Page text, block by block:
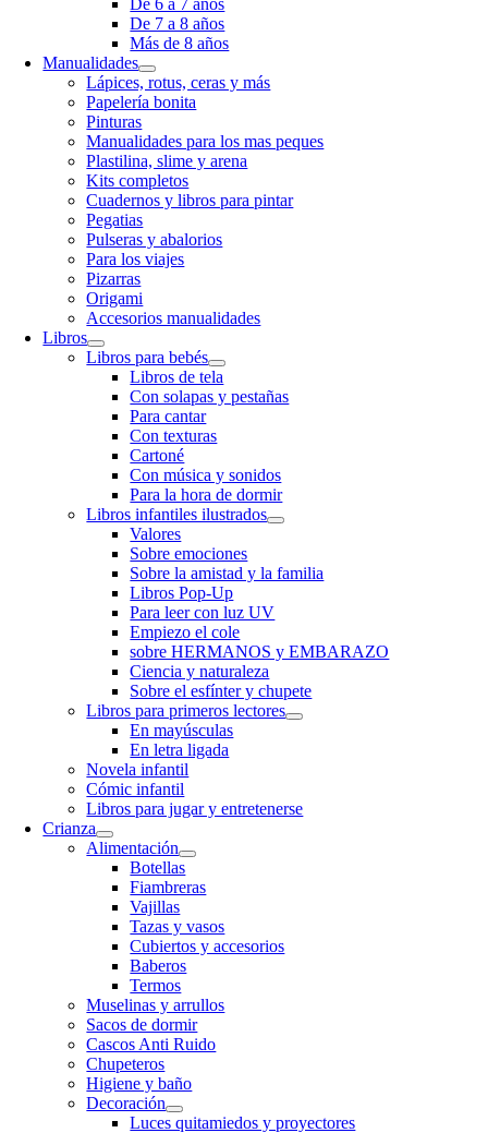
De 6 a 7 años
De 7 a 8 años
Más de 8 años
Manualidades
Lápices, rotus, ceras y más
Papelería bonita
Pinturas
Manualidades para los mas peques
Plastilina, slime y arena
Kits completos
Cuadernos y libros para pintar
Pegatias
Pulseras y abalorios
Para los viajes
Pizarras
Origami
Accesorios manualidades
Libros
Libros para bebés
Libros de tela
Con solapas y pestañas
Para cantar
Con texturas
Cartoné
Con música y sonidos
Para la hora de dormir
Libros infantiles ilustrados
Valores
Sobre emociones
Sobre la amistad y la familia
Libros Pop-Up
Para leer con luz UV
Empiezo el cole
sobre HERMANOS y EMBARAZO
Ciencia y naturaleza
Sobre el esfínter y chupete
Libros para primeros lectores
En mayúsculas
En letra ligada
Novela infantil
Cómic infantil
Libros para jugar y entretenerse
Crianza
Alimentación
Botellas
Fiambreras
Vajillas
Tazas y vasos
Cubiertos y accesorios
Baberos
Termos
Muselinas y arrullos
Sacos de dormir
Cascos Anti Ruido
Chupeteros
Higiene y baño
Decoración
Luces quitamiedos y proyectores